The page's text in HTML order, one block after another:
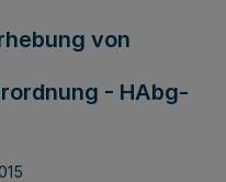
von
- HAbg-